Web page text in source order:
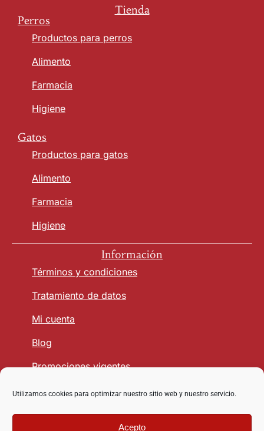
Utilizamos cookies para optimizar nuestro sitio web y nuestro servicio.
Acepto
Tienda
Perros
Productos para perros
Alimento
Farmacia
Higiene
Gatos
Productos para gatos
Alimento
Farmacia
Higiene
Información
Términos y condiciones
Tratamiento de datos
Mi cuenta
Blog
Promociones vigentes
Seguridad y Confianza